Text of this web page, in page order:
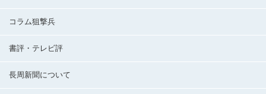
コラム狙撃兵
書評・テレビ評
長周新聞について